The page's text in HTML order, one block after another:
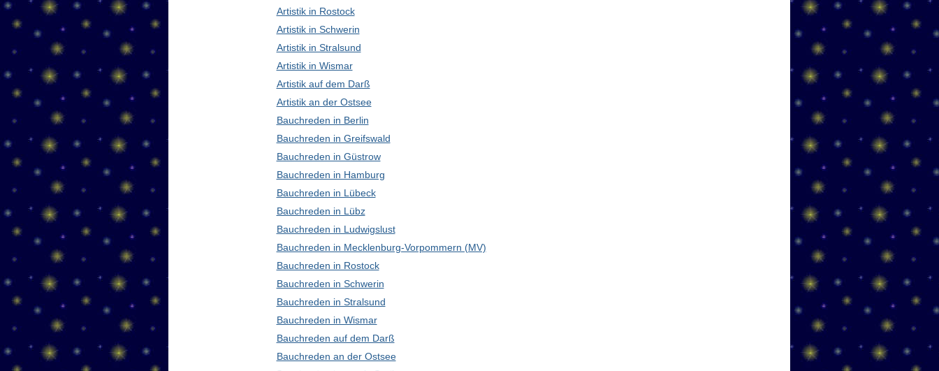
Artistik in Rostock
Artistik in Schwerin
Artistik in Stralsund
Artistik in Wismar
Artistik auf dem Darß
Artistik an der Ostsee
Bauchreden in Berlin
Bauchreden in Greifswald
Bauchreden in Güstrow
Bauchreden in Hamburg
Bauchreden in Lübeck
Bauchreden in Lübz
Bauchreden in Ludwigslust
Bauchreden in Mecklenburg-Vorpommern (MV)
Bauchreden in Rostock
Bauchreden in Schwerin
Bauchreden in Stralsund
Bauchreden in Wismar
Bauchreden auf dem Darß
Bauchreden an der Ostsee